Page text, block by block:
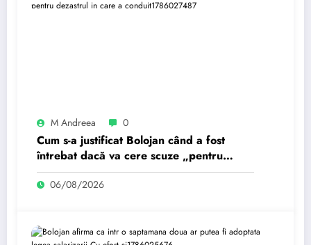
M Andreea 0
Cum s-a justificat Bolojan când a fost
întrebat dacă va cere scuze „pentru
dezastrul în care a condus…”
06/08/2026